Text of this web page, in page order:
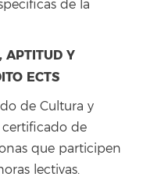
de la
APTITUD Y
ECTS
de Cultura y
de
que participen
lectivas.